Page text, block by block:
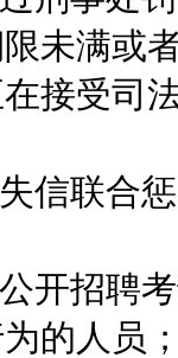
未满或
接受司
联合惩
招聘考
的人员